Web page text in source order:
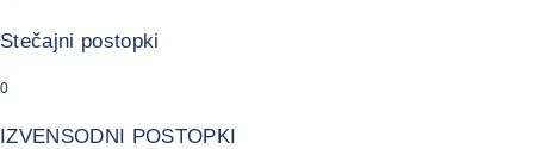
Stečajni postopki
0
IZVENSODNI POSTOPKI